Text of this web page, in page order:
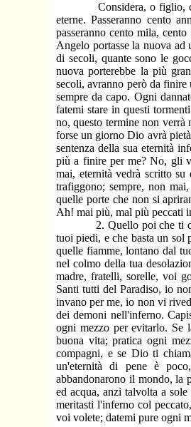
Considera, o figlio, che
eterne. Passeranno cento
passeranno cento mila,
Angelo portasse la nuova
di secoli, quante sono le
nuova porterebbe la più
secoli, avranno però da
sempre da capo. Ogni
fatemi stare in questi
no, questo termine non verrà
forse un giorno Dio avrà
sentenza della sua eternità
più a finire per me? No, gli
mai, eternità vedrà scritto
trafiggono; sempre, non
quelle porte che non si
Ah! mai più, mal più peccati
2. Quello poi che ti deve
tuoi piedi, e che basta un sol
quelle fiamme, lontano dal
nel colmo della tua
madre, fratelli, sorelle, voi
Santi tutti del Paradiso, io
invano per me, io non vi
dei demoni nell'inferno.
ogni mezzo per evitarlo. Se
buona vita; pratica ogni
compagni, e se Dio ti
un'eternità di pene è
abbandonarono il mondo, la
ed acqua, anzi talvolta a
meritasti l'inferno col
voi volete; datemi pure ogni